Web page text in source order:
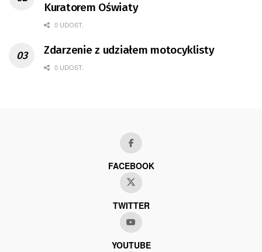
Kuratorem Oświaty
0 UDOST.
Zdarzenie z udziałem motocyklisty
0 UDOST.
FACEBOOK
TWITTER
YOUTUBE